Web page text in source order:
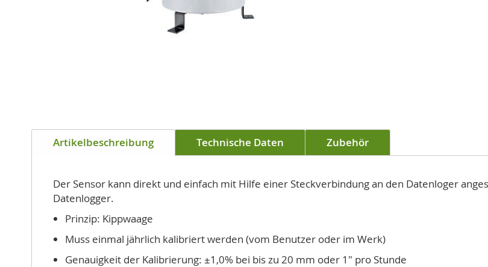
Anfang
springen
Artikelbeschreibung Technische Daten Zubehör
Der Sensor kann direkt und einfach mit Hilfe einer Steckverbindung an den Datenloger
Datenlogger.
Prinzip: Kippwaage
Muss einmal jährlich kalibriert werden (vom Benutzer oder im Werk)
Genauigkeit der Kalibrierung: ±1,0% bei bis zu 20 mm oder 1" pro Stunde